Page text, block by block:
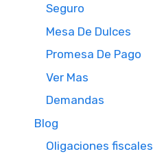
Seguro
Mesa De Dulces
Promesa De Pago
Ver Mas
Demandas
Blog
Oligaciones fiscales